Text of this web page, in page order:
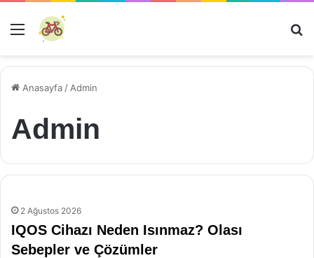
Menü
Anasayfa / Admin
Admin
2 Ağustos 2026
IQOS Cihazı Neden Isınmaz? Olası
Sebepler ve Çözümler